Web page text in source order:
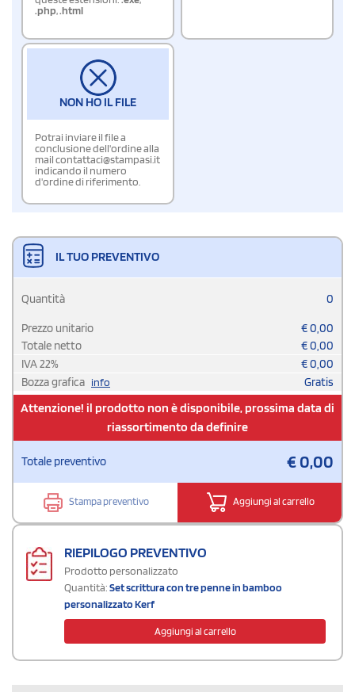
.php,.html
NON HO IL FILE
Potrai inviare il file a
conclusione dell'ordine alla
mail contattaci@stampasi.it
indicando il numero
d'ordine di riferimento.
IL TUO PREVENTIVO
Quantità 0
Prezzo unitario €0,00
Totale netto
€0,00
IVA22% €0,00
Bozza grafica info Gratis
Attenzione! il prodotto non è disponibile, prossima data di
riassortimento da definire
Totale preventivo €0,00
Stampa preventivo Aggiungi al carrello
RIEPILOGO PREVENTIVO
Prodotto personalizzato
Quantità:Set scrittura con tre penne in bamboo
personalizzato Kerf
Aggiungi al carrello